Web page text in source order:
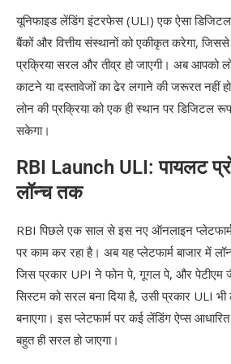
यूनिफाइड लेंडिंग इंटरफेस (ULI) एक ऐसा डिजिटल
बैंकों और वित्तीय संस्थानों को एकीकृत करेगा,
प्रक्रिया सरल और तीव्र हो जाएगी। अब आपको
काटने या दस्तावेजों का ढेर लगाने की जरूरत नहीं
लोन की प्रक्रिया को एक ही स्थान पर डिजिटल
सकेगा।
RBI Launch ULI: पायलट
लॉन्च तक
RBI पिछले एक साल से इस नए ऑनलाइन
पर काम कर रहा है। अब यह प्लेटफार्म बाजार में
जिस प्रकार UPI ने फोन पे, गूगल पे, और पेटीएम
सिस्टम को सरल बना दिया है, उसी प्रकार ULI
बनाएगा। इस प्लेटफार्म पर कई लेंडिंग ऐप्स
बहुत ही सरल हो जाएगा।